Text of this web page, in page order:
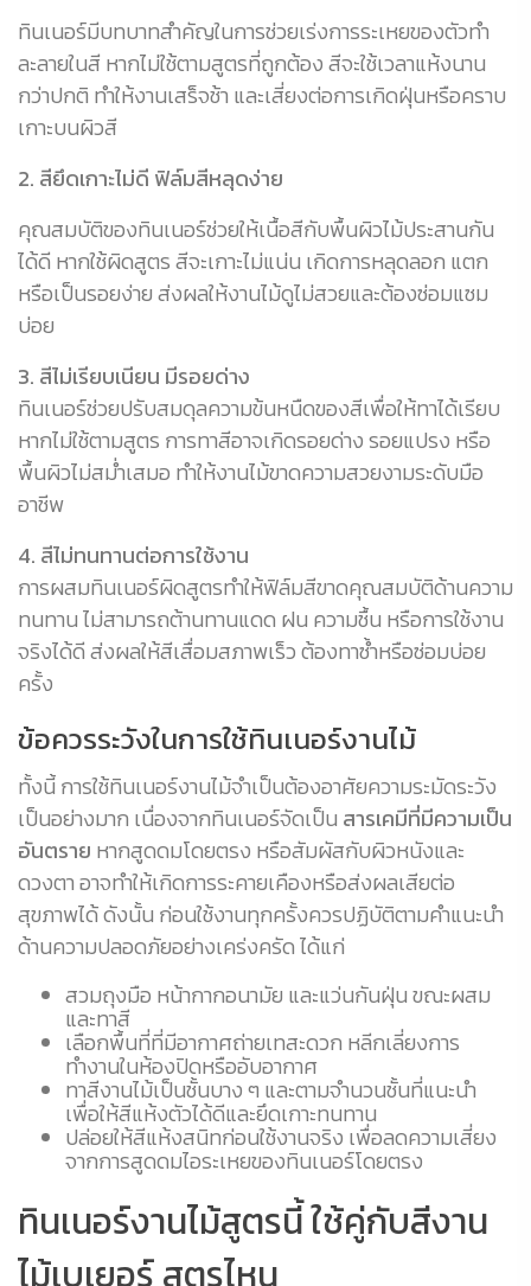
ทินเนอร์มีบทบาทสำคัญในการช่วยเร่งการระเหยของตัวทำ
ละลายในสี หากไม่ใช้ตามสูตรที่ถูกต้อง สีจะใช้เวลาแห้งนาน
กว่าปกติ ทำให้งานเสร็จช้า และเสี่ยงต่อการเกิดฝุ่นหรือคราบ
เกาะบนผิวสี
2. สียึดเกาะไม่ดี ฟิล์มสีหลุดง่าย
คุณสมบัติของทินเนอร์ช่วยให้เนื้อสีกับพื้นผิวไม้ประสานกัน
ได้ดี หากใช้ผิดสูตร สีจะเกาะไม่แน่น เกิดการหลุดลอก แตก
หรือเป็นรอยง่าย ส่งผลให้งานไม้ดูไม่สวยและต้องซ่อมแซม
บ่อย
3. สีไม่เรียบเนียน มีรอยด่าง
ทินเนอร์ช่วยปรับสมดุลความข้นหนืดของสีเพื่อให้ทาได้เรียบ
หากไม่ใช้ตามสูตร การทาสีอาจเกิดรอยด่าง รอยแปรง หรือ
พื้นผิวไม่สม่ำเสมอ ทำให้งานไม้ขาดความสวยงามระดับมือ
อาชีพ
4. สีไม่ทนทานต่อการใช้งาน
การผสมทินเนอร์ผิดสูตรทำให้ฟิล์มสีขาดคุณสมบัติด้านความ
ทนทาน ไม่สามารถต้านทานแดด ฝน ความชื้น หรือการใช้งาน
จริงได้ดี ส่งผลให้สีเสื่อมสภาพเร็ว ต้องทาซ้ำหรือซ่อมบ่อย
ครั้ง
ข้อควรระวังในการใช้ทินเนอร์งานไม้
ทั้งนี้ การใช้ทินเนอร์งานไม้จำเป็นต้องอาศัยความระมัดระวัง
เป็นอย่างมาก เนื่องจากทินเนอร์จัดเป็น สารเคมีที่มีความเป็น
อันตราย หากสูดดมโดยตรง หรือสัมผัสกับผิวหนังและ
ดวงตา อาจทำให้เกิดการระคายเคืองหรือส่งผลเสียต่อ
สุขภาพได้ ดังนั้น ก่อนใช้งานทุกครั้งควรปฏิบัติตามคำแนะนำ
ด้านความปลอดภัยอย่างเคร่งครัด ได้แก่
สวมถุงมือ หน้ากากอนามัย และแว่นกันฝุ่น ขณะผสม
และทาสี
เลือกพื้นที่ที่มีอากาศถ่ายเทสะดวก หลีกเลี่ยงการ
ทำงานในห้องปิดหรืออับอากาศ
ทาสีงานไม้เป็นชั้นบาง ๆ และตามจำนวนชั้นที่แนะนำ
เพื่อให้สีแห้งตัวได้ดีและยึดเกาะทนทาน
ปล่อยให้สีแห้งสนิทก่อนใช้งานจริง เพื่อลดความเสี่ยง
จากการสูดดมไอระเหยของทินเนอร์โดยตรง
ทินเนอร์งานไม้สูตรนี้ ใช้คู่กับสีงาน
ไม้เบเยอร์ สูตรไหน